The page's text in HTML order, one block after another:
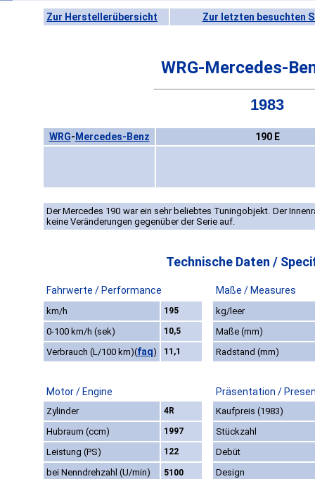
Zur Herstellerübersicht Zur letzten besuchten
WRG-Mercedes-
1983
WRG- Mercedes-Benz 190 E
Der Mercedes 190 war ein sehr beliebtes Tuningobjekt. Der
keine Veränderungen gegenüber der Serie auf.
Technische Daten /
Fahrwerte / Performance Maße / Measures
km/h 195
kg/leer
0-100 km/h (sek)
10,5
Maße (mm)
Verbrauch (L/100 km)(faq) 11,1 Radstand (mm)
Motor / Engine Präsentation /
Zylinder 4R
Kaufpreis (1983)
Hubraum (ccm)
1997
Stückzahl
Leistung (PS)
122
Debüt
bei Nenndrehzahl (U/min)
5100 Design